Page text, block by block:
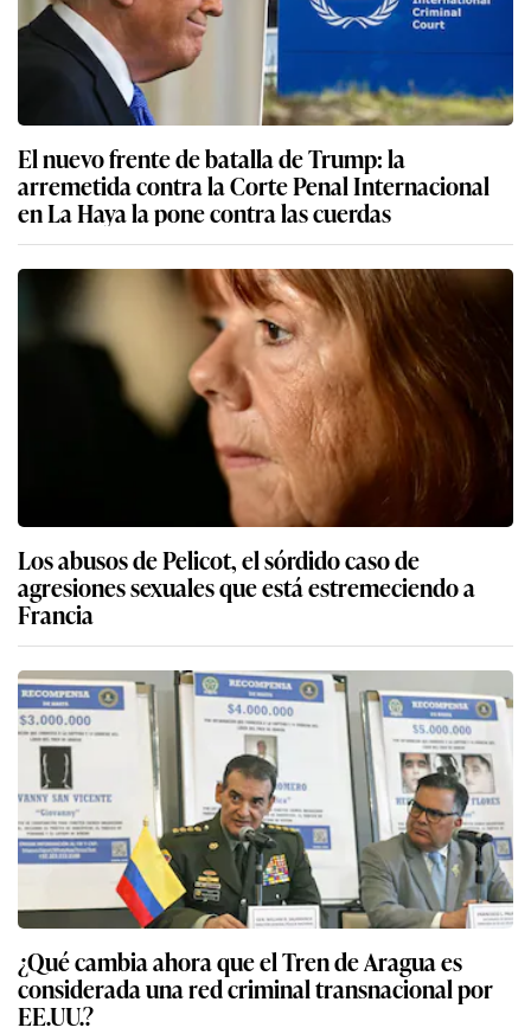
El nuevo frente de batalla de Trump: la
arremetida contra la Corte Penal Internacional
en La Haya la pone contra las cuerdas
Los abusos de Pelicot, el sórdido caso de
agresiones sexuales que está estremeciendo a
Francia
¿Qué cambia ahora que el Tren de Aragua es
considerada una red criminal transnacional por
EE.UU.?